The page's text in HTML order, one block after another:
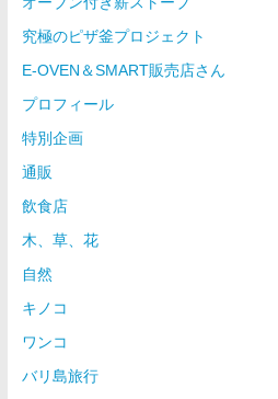
究極のピザ釜プロジェクト
E-OVEN＆SMART販売店さん
プロフィール
特別企画
通販
飲食店
木、草、花
自然
キノコ
ワンコ
バリ島旅行